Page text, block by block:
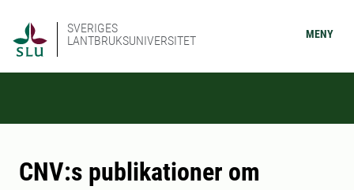
SVERIGES
LANTBRUKSUNIVERSITET
MENY
CNV:s publikationer om